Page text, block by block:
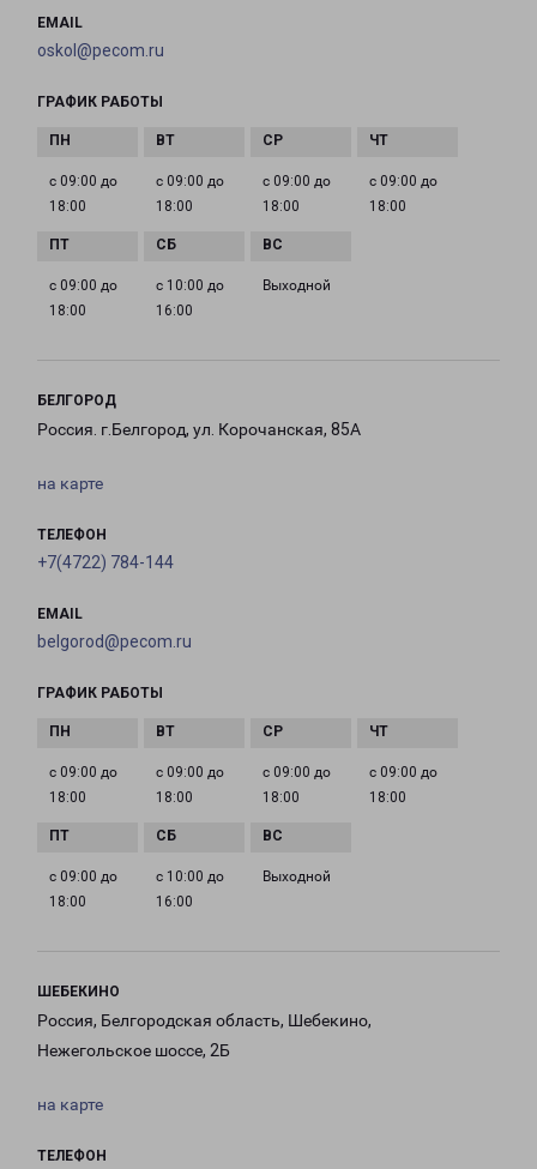
EMAIL
oskol@pecom.ru
ГРАФИК РАБОТЫ
с 09:00 до
18:00
с 09:00 до
18:00
с 09:00 до
18:00
с 09:00 до
18:00
с 09:00 до
18:00
с 10:00 до
16:00
Выходной
БЕЛГОРОД
Россия. г.Белгород, ул. Корочанская, 85А
на карте
ТЕЛЕФОН
+7(4722) 784-144
EMAIL
belgorod@pecom.ru
ГРАФИК РАБОТЫ
с 09:00 до
18:00
с 09:00 до
18:00
с 09:00 до
18:00
с 09:00 до
18:00
с 09:00 до
18:00
с 10:00 до
16:00
Выходной
ШЕБЕКИНО
Россия, Белгородская область, Шебекино,
Нежегольское шоссе, 2Б
на карте
ТЕЛЕФОН